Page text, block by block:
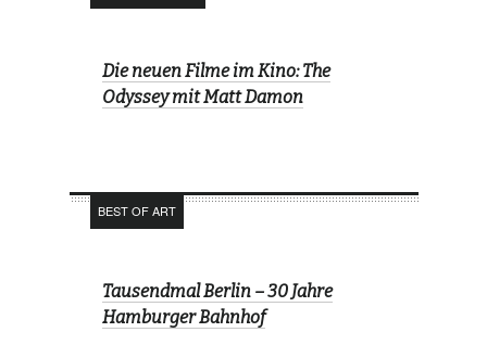
Die neuen Filme im Kino: The
Odyssey mit Matt Damon
BEST OF ART
Tausendmal Berlin – 30 Jahre
Hamburger Bahnhof